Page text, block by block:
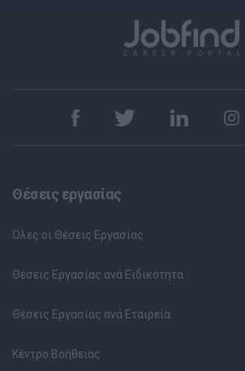
Θέσεις εργασίας
Όλες οι Θέσεις Εργασίας
Θέσεις Εργασίας ανά Ειδικότητα
Θέσεις Εργασίας ανά Εταιρεία
Κέντρο Βοήθειας